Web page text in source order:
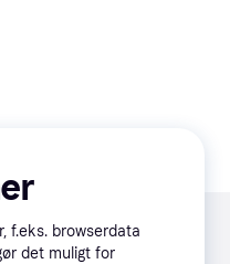
Promoveret
f.eks. browserdata
det muligt for